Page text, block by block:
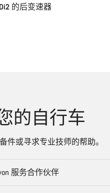
的后变速器
的自行车
件或寻求专业技师的帮助。
服务合作伙伴